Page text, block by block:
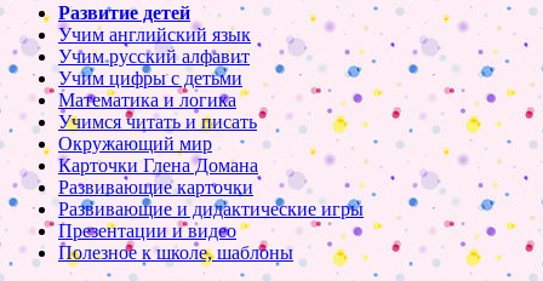
Развитие детей
Учим английский язык
Учим русский алфавит
Учим цифры с детьми
Математика и логика
Учимся читать и писать
Окружающий мир
Карточки Глена Домана
Развивающие карточки
Развивающие и дидактические игры
Презентации и видео
Полезное к школе, шаблоны